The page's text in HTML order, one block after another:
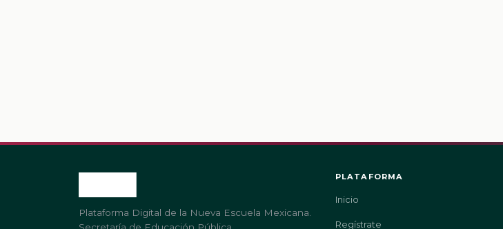
Plataforma Digital de la Nueva Escuela Mexicana.
PLATAFORMA
Inicio
Regístrate